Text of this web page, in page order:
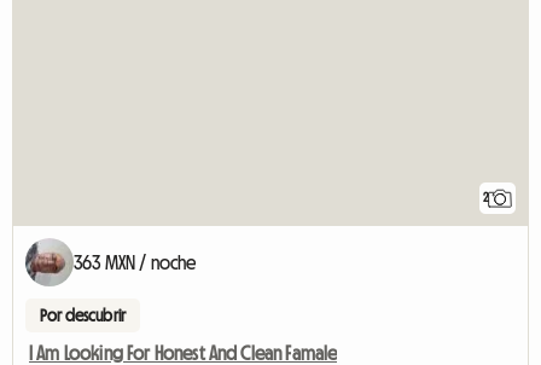
2
363 MXN / noche
Por descubrir
I Am Looking For Honest And Clean Famale